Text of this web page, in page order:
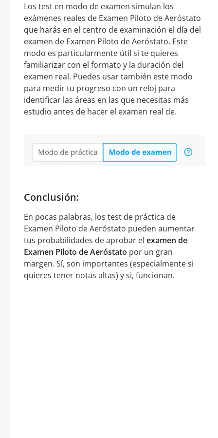
Los test en modo de examen simulan los
exámenes reales de Examen Piloto de Aeróstato
que harás en el centro de examinación el día del
examen de Examen Piloto de Aeróstato. Este
modo es particularmente útil si te quieres
familiarizar con el formato y la duración del
examen real. Puedes usar también este modo
para medir tu progreso con un reloj para
identificar las áreas en las que necesitas más
estudio antes de hacer el examen real de.
Conclusión:
En pocas palabras, los test de práctica de
Examen Piloto de Aeróstato pueden aumentar
tus probabilidades de aprobar el examen de
Examen Piloto de Aeróstato por un gran
margen. Sí, son importantes (especialmente si
quieres tener notas altas) y si, funcionan.